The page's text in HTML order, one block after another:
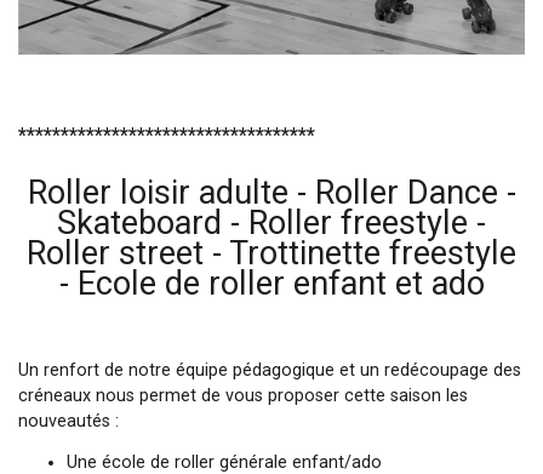
***********************************
Roller loisir adulte - Roller Dance -
Skateboard - Roller freestyle -
Roller street - Trottinette freestyle
- Ecole de roller enfant et ado
Un renfort de notre équipe pédagogique et un redécoupage des
créneaux nous permet de vous proposer cette saison les
nouveautés :
Une école de roller générale enfant/ado